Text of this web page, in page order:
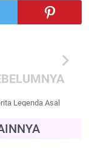
chevron_right
Legenda Asal